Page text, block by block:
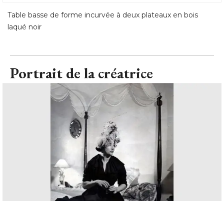
Table basse de forme incurvée à deux plateaux en bois
laqué noir
Portrait de la créatrice